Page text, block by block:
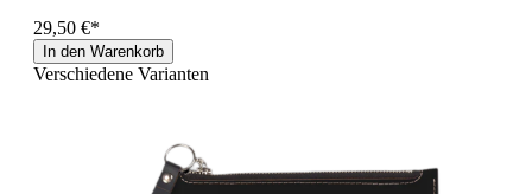
29,50 €*
In den Warenkorb
Verschiedene Varianten